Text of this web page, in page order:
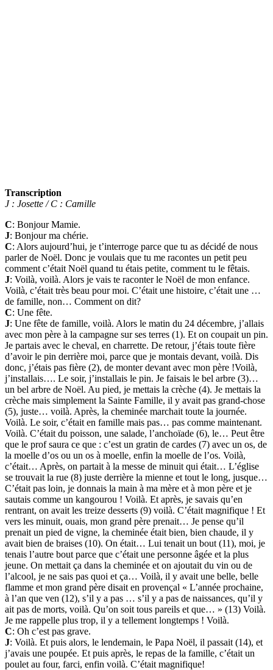
Transcription
J : Josette / C : Camille
C: Bonjour Mamie.
J: Bonjour ma chérie.
C: Alors aujourd’hui, je t’interroge parce que tu as décidé de nous
parler de Noël. Donc je voulais que tu me racontes un petit peu
comment c’était Noël quand tu étais petite, comment tu le fêtais.
J: Voilà, voilà. Alors je vais te raconter le Noël de mon enfance.
Voilà, c’était très beau pour moi. C’était une histoire, c’était une …
de famille, non… Comment on dit?
C: Une fête.
J: Une fête de famille, voilà. Alors le matin du 24 décembre, j’allais
avec mon père à la campagne sur ses terres (1). Et on coupait un pin.
Je partais avec le cheval, en charrette. De retour, j’étais toute fière
d’avoir le pin derrière moi, parce que je montais devant, voilà. Dis
donc, j’étais pas fière (2), de monter devant avec mon père !Voilà,
j’installais…. Le soir, j’installais le pin. Je faisais le bel arbre (3)…
un bel arbre de Noël. Au pied, je mettais la crèche (4). Je mettais la
crèche mais simplement la Sainte Famille, il y avait pas grand-chose
(5), juste… voilà. Après, la cheminée marchait toute la journée.
Voilà. Le soir, c’était en famille mais pas… pas comme maintenant.
Voilà. C’était du poisson, une salade, l’anchoïade (6), le… Peut être
que le prof saura ce que : c’est un gratin de cardes (7) avec un os, de
la moelle d’os ou un os à moelle, enfin la moelle de l’os. Voilà,
c’était… Après, on partait à la messe de minuit qui était… L’église
se trouvait la rue (8) juste derrière la mienne et tout le long, jusque…
C’était pas loin, je donnais la main à ma mère et à mon père et je
sautais comme un kangourou ! Voilà. Et après, je savais qu’en
rentrant, on avait les treize desserts (9) voilà. C’était magnifique ! Et
vers les minuit, ouais, mon grand père prenait… Je pense qu’il
prenait un pied de vigne, la cheminée était bien, bien chaude, il y
avait bien de braises (10). On était… Lui tenait un bout (11), moi, je
tenais l’autre bout parce que c’était une personne âgée et la plus
jeune. On mettait ça dans la cheminée et on ajoutait du vin ou de
l’alcool, je ne sais pas quoi et ça… Voilà, il y avait une belle, belle
flamme et mon grand père disait en provençal « L’année prochaine,
à l’an que ven (12), s’il y a pas … s’il y a pas de naissances, qu’il y
ait pas de morts, voilà. Qu’on soit tous pareils et que… » (13) Voilà.
Je me rappelle plus trop, il y a tellement longtemps ! Voilà.
C: Oh c’est pas grave.
J: Voilà. Et puis alors, le lendemain, le Papa Noël, il passait (14), et
j’avais une poupée. Et puis après, le repas de la famille, c’était un
poulet au four, farci, enfin voilà. C’était magnifique!